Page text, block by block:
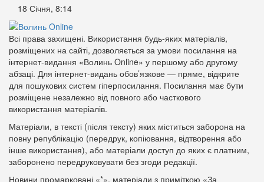
18 Січня, 8:14
Всі права захищені. Використання будь-яких матеріалів,
розміщених на сайті, дозволяється за умови посилання на
інтернет-видання «Волинь Online» у першому або другому
абзаці. Для інтернет-видань обов’язкове — пряме, відкрите
для пошукових систем гіперпосилання. Посилання має бути
розміщене незалежно від повного або часткового
використання матеріалів.
Матеріали, в тексті (після тексту) яких міститься заборона на
повну републікацію (передрук, копіювання, відтворення або
інше використання), або матеріали доступ до яких є платним,
заборонено передруковувати без згоди редакції.
Новини промарковані «*», матеріали з приміткою «За